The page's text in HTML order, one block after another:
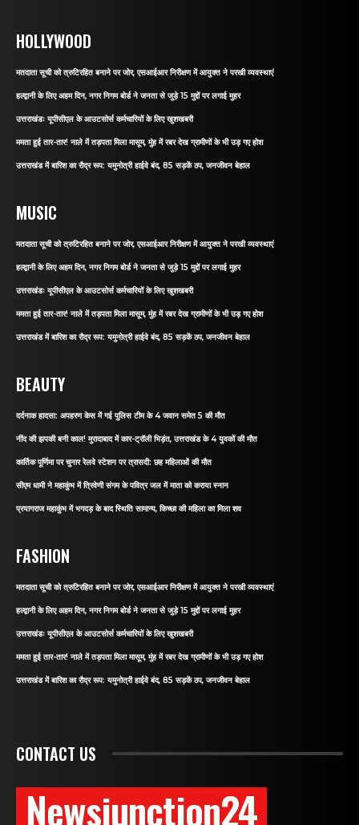
HOLLYWOOD
मतदाता सूची को त्रुटिरहित बनाने पर जोर, एसआईआर निरीक्षण में आयुक्त ने परखी व्यवस्थाएं
हल्द्वानी के लिए अहम दिन, नगर निगम बोर्ड ने जनता से जुड़े 15 मुद्दों पर लगाई मुहर
उत्तराखंडः यूपीसीएल के आउटसोर्स कर्मचारियों के लिए खुशखबरी
ममता हुई तार-तार! नाले में तड़पता मिला मासूम, मुंह में रबर देख ग्रामीणों के भी उड़ गए होश
उत्तराखंड में बारिश का रौद्र रूप: यमुनोत्री हाईवे बंद, 85 सड़कें ठप, जनजीवन बेहाल
MUSIC
मतदाता सूची को त्रुटिरहित बनाने पर जोर, एसआईआर निरीक्षण में आयुक्त ने परखी व्यवस्थाएं
हल्द्वानी के लिए अहम दिन, नगर निगम बोर्ड ने जनता से जुड़े 15 मुद्दों पर लगाई मुहर
उत्तराखंडः यूपीसीएल के आउटसोर्स कर्मचारियों के लिए खुशखबरी
ममता हुई तार-तार! नाले में तड़पता मिला मासूम, मुंह में रबर देख ग्रामीणों के भी उड़ गए होश
उत्तराखंड में बारिश का रौद्र रूप: यमुनोत्री हाईवे बंद, 85 सड़कें ठप, जनजीवन बेहाल
BEAUTY
दर्दनाक हादसा: अपहरण केस में गई पुलिस टीम के 4 जवान समेत 5 की मौत
नींद की झपकी बनी काल! मुरादाबाद में कार-ट्रॉली भिड़ंत, उत्तराखंड के 4 युवकों की मौत
कार्तिक पूर्णिमा पर चुनार रेलवे स्टेशन पर त्रासदी: छह महिलाओं की मौत
सीएम धामी ने महाकुंभ में त्रिवेणी संगम के पवित्र जल में माता को कराया स्नान
प्रयागराज महाकुंभ में भगदड़ के बाद स्थिति सामान्य, किच्छा की महिला का मिला शव
FASHION
मतदाता सूची को त्रुटिरहित बनाने पर जोर, एसआईआर निरीक्षण में आयुक्त ने परखी व्यवस्थाएं
हल्द्वानी के लिए अहम दिन, नगर निगम बोर्ड ने जनता से जुड़े 15 मुद्दों पर लगाई मुहर
उत्तराखंडः यूपीसीएल के आउटसोर्स कर्मचारियों के लिए खुशखबरी
ममता हुई तार-तार! नाले में तड़पता मिला मासूम, मुंह में रबर देख ग्रामीणों के भी उड़ गए होश
उत्तराखंड में बारिश का रौद्र रूप: यमुनोत्री हाईवे बंद, 85 सड़कें ठप, जनजीवन बेहाल
CONTACT US
Newsjunction24